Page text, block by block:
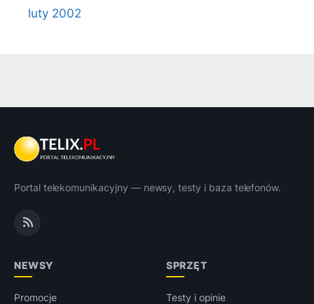
luty 2002
Portal telekomunikacyjny — newsy, testy i baza telefonów.
NEWSY
Promocje
SPRZĘT
Testy i opinie